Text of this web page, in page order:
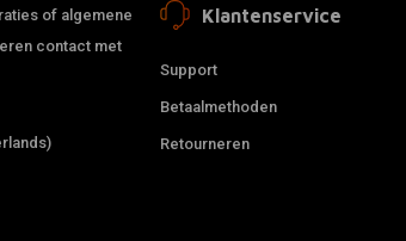
of algemene
contact met
Klantenservice
Support
Betaalmethoden
Retourneren